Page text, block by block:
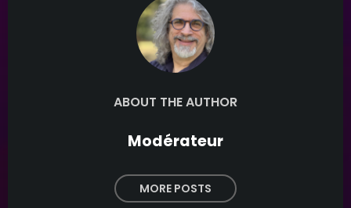
ABOUT THE AUTHOR
Modérateur
MORE POSTS